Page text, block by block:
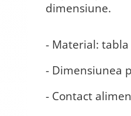
dimensiune.
- Material: tabla
- Dimensiunea
- Contact